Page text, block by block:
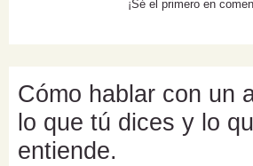
¡Sé el primero en
Cómo hablar con un
lo que tú dices y lo
entiende.